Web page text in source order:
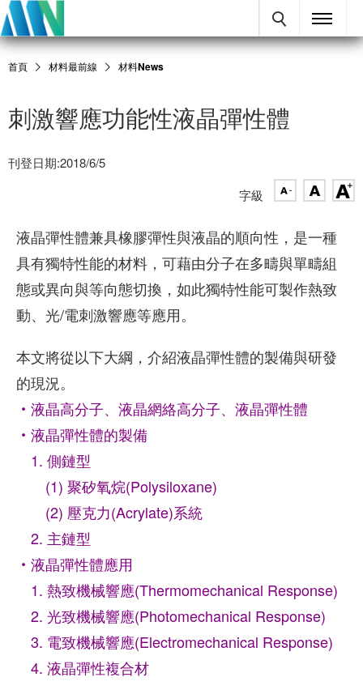
首頁 材料最前線 材料News
刺激響應功能性液晶彈性體
刊登日期:2018/6/5
字級
液晶彈性體兼具橡膠彈性與液晶的順向性，是一種
具有獨特性能的材料，可藉由分子在多疇與單疇組
態或異向與等向態切換，如此獨特性能可製作熱致
動、光/電刺激響應等應用。
本文將從以下大綱，介紹液晶彈性體的製備與研發
的現況。
‧液晶高分子、液晶網絡高分子、液晶彈性體
‧液晶彈性體的製備
1. 側鏈型
(1) 聚矽氧烷(Polysiloxane)
(2) 壓克力(Acrylate)系統
2. 主鏈型
‧液晶彈性體應用
1. 熱致機械響應(Thermomechanical Response)
2. 光致機械響應(Photomechanical Response)
3. 電致機械響應(Electromechanical Response)
4. 液晶彈性複合材